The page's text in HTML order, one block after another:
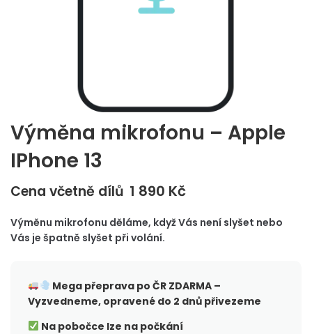
Výměna mikrofonu – Apple
IPhone 13
Cena včetně dílů 1 890 Kč
Výměnu mikrofonu děláme, když Vás není slyšet nebo
Vás je špatně slyšet při volání.
Mega přeprava po ČRZDARMA –
Vyzvedneme, opravené do 2 dnů přivezeme
Na pobočce lze na počkání